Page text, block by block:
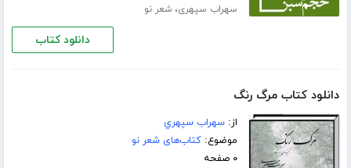
سهراب سپهری،شعر نو
دانلود کتاب
دانلود کتاب مرگ رنگ
از:سهراب سپهري
موضوع:کتاب‌های شعر نو
۰ صفحه